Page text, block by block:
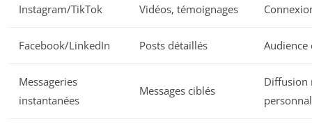
Instagram/TikTok Vidéos, témoignages
Facebook/LinkedIn Posts détaillés Audience
Messageries
instantanées
Messages ciblés
Diffusion